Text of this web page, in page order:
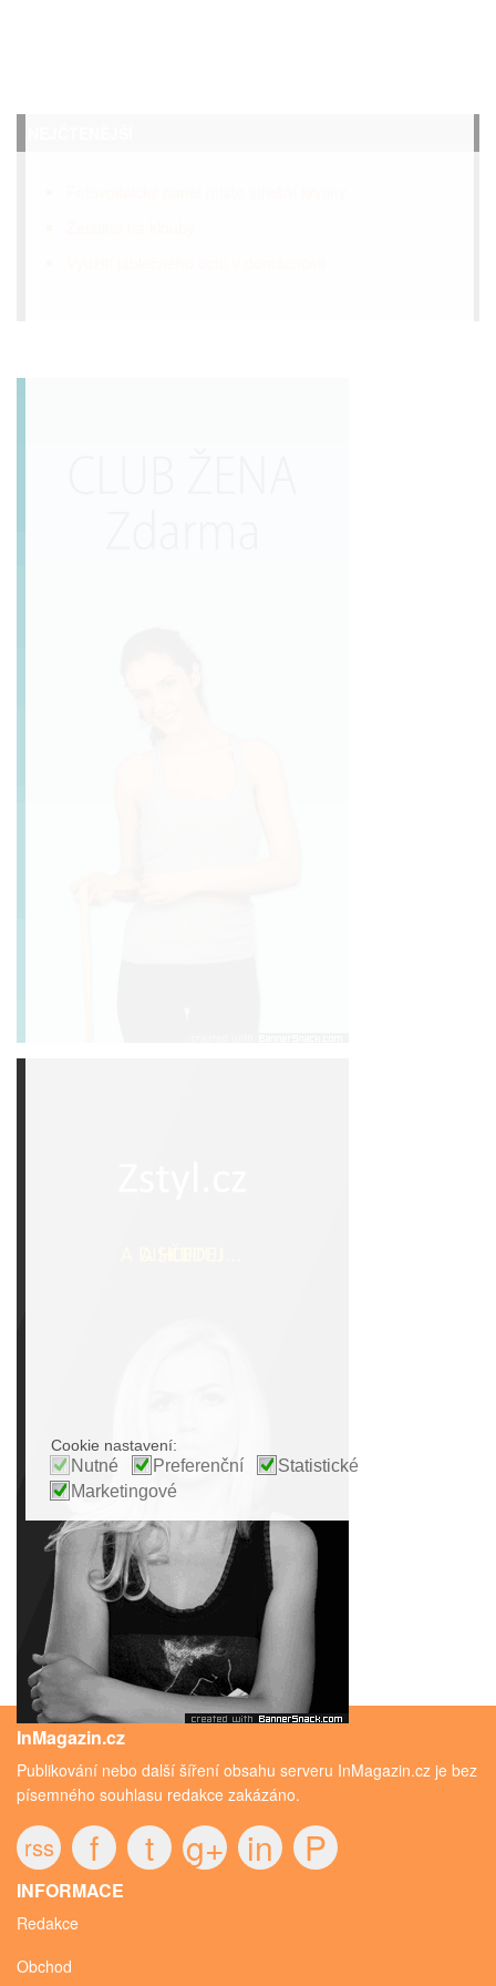
InMagazin.cz
Publikování nebo další šíření obsahu serveru InMagazin.cz je bez
písemného souhlasu redakce zakázáno.
rss f t g+ in P
INFORMACE
Redakce
Obchod
Cookie nastavení:
Nutné Preferenční
Statistické
Marketingové